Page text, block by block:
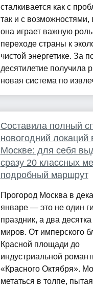
сталкивается как с
так и с возможностями,
она играет важную
переходе страны к
чистой энергетике. За
десятилетие получила
новая система по
Составила полный
новогодний локаций
Москве: для себя
сразу 20 классных
подробный маршрут
Прогород Москва в
январе — это не один
праздник, а два
миров. От имперского
Красной площади до
индустриальной
«Красного Октября».
метаться в толпе,